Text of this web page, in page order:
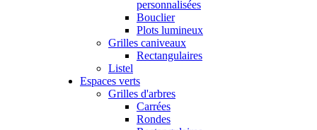
personnalisées
Bouclier
Plots lumineux
Grilles caniveaux
Rectangulaires
Listel
Espaces verts
Grilles d'arbres
Carrées
Rondes